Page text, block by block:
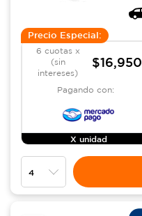
Precio Especial:
6 cuotas x
(sin
intereses)
$16,950
Pagando con:
X unidad